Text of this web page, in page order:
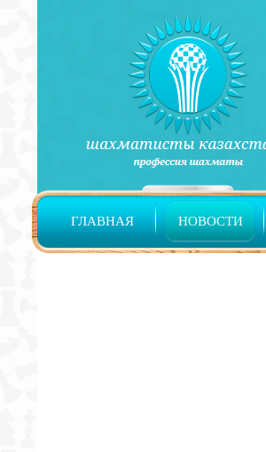
ГЛАВНАЯ НОВОСТИ